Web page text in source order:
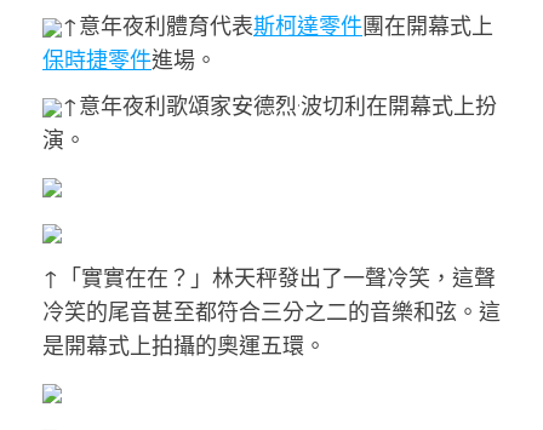
↑意年夜利體育代表斯柯達零件團在開幕式上
保時捷零件進場。
↑意年夜利歌頌家安德烈·波切利在開幕式上扮
演。
↑「實實在在？」林天秤發出了一聲冷笑，這聲
冷笑的尾音甚至都符合三分之二的音樂和弦。這
是開幕式上拍攝的奧運五環。